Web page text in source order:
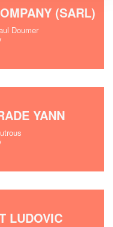
(SARL)
Doumer
YANN
LUDOVIC